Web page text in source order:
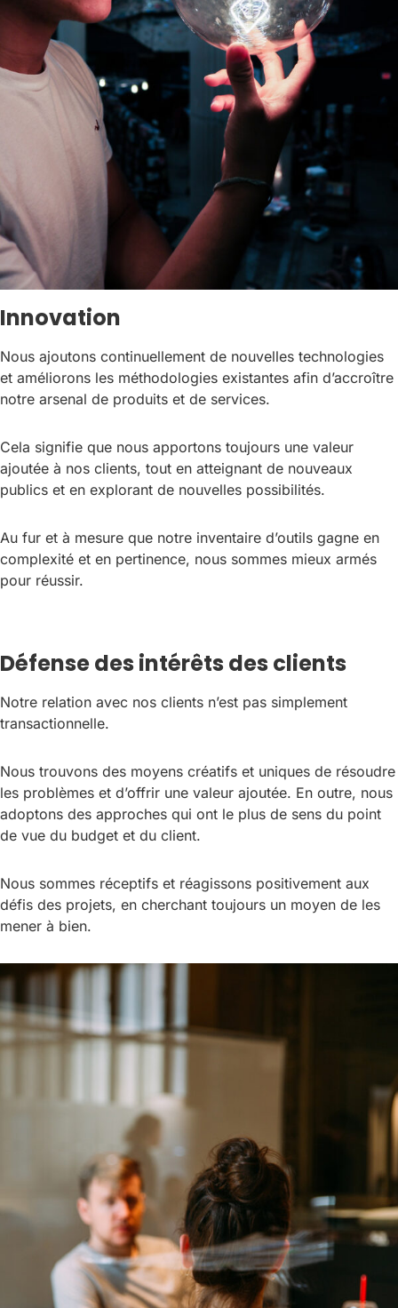
Innovation
Nous ajoutons continuellement de nouvelles technologies
et améliorons les méthodologies existantes afin d’accroître
notre arsenal de produits et de services.
Cela signifie que nous apportons toujours une valeur
ajoutée à nos clients, tout en atteignant de nouveaux
publics et en explorant de nouvelles possibilités.
Au fur et à mesure que notre inventaire d’outils gagne en
complexité et en pertinence, nous sommes mieux armés
pour réussir.
Défense des intérêts des clients
Notre relation avec nos clients n’est pas simplement
transactionnelle.
Nous trouvons des moyens créatifs et uniques de résoudre
les problèmes et d’offrir une valeur ajoutée. En outre, nous
adoptons des approches qui ont le plus de sens du point
de vue du budget et du client.
Nous sommes réceptifs et réagissons positivement aux
défis des projets, en cherchant toujours un moyen de les
mener à bien.